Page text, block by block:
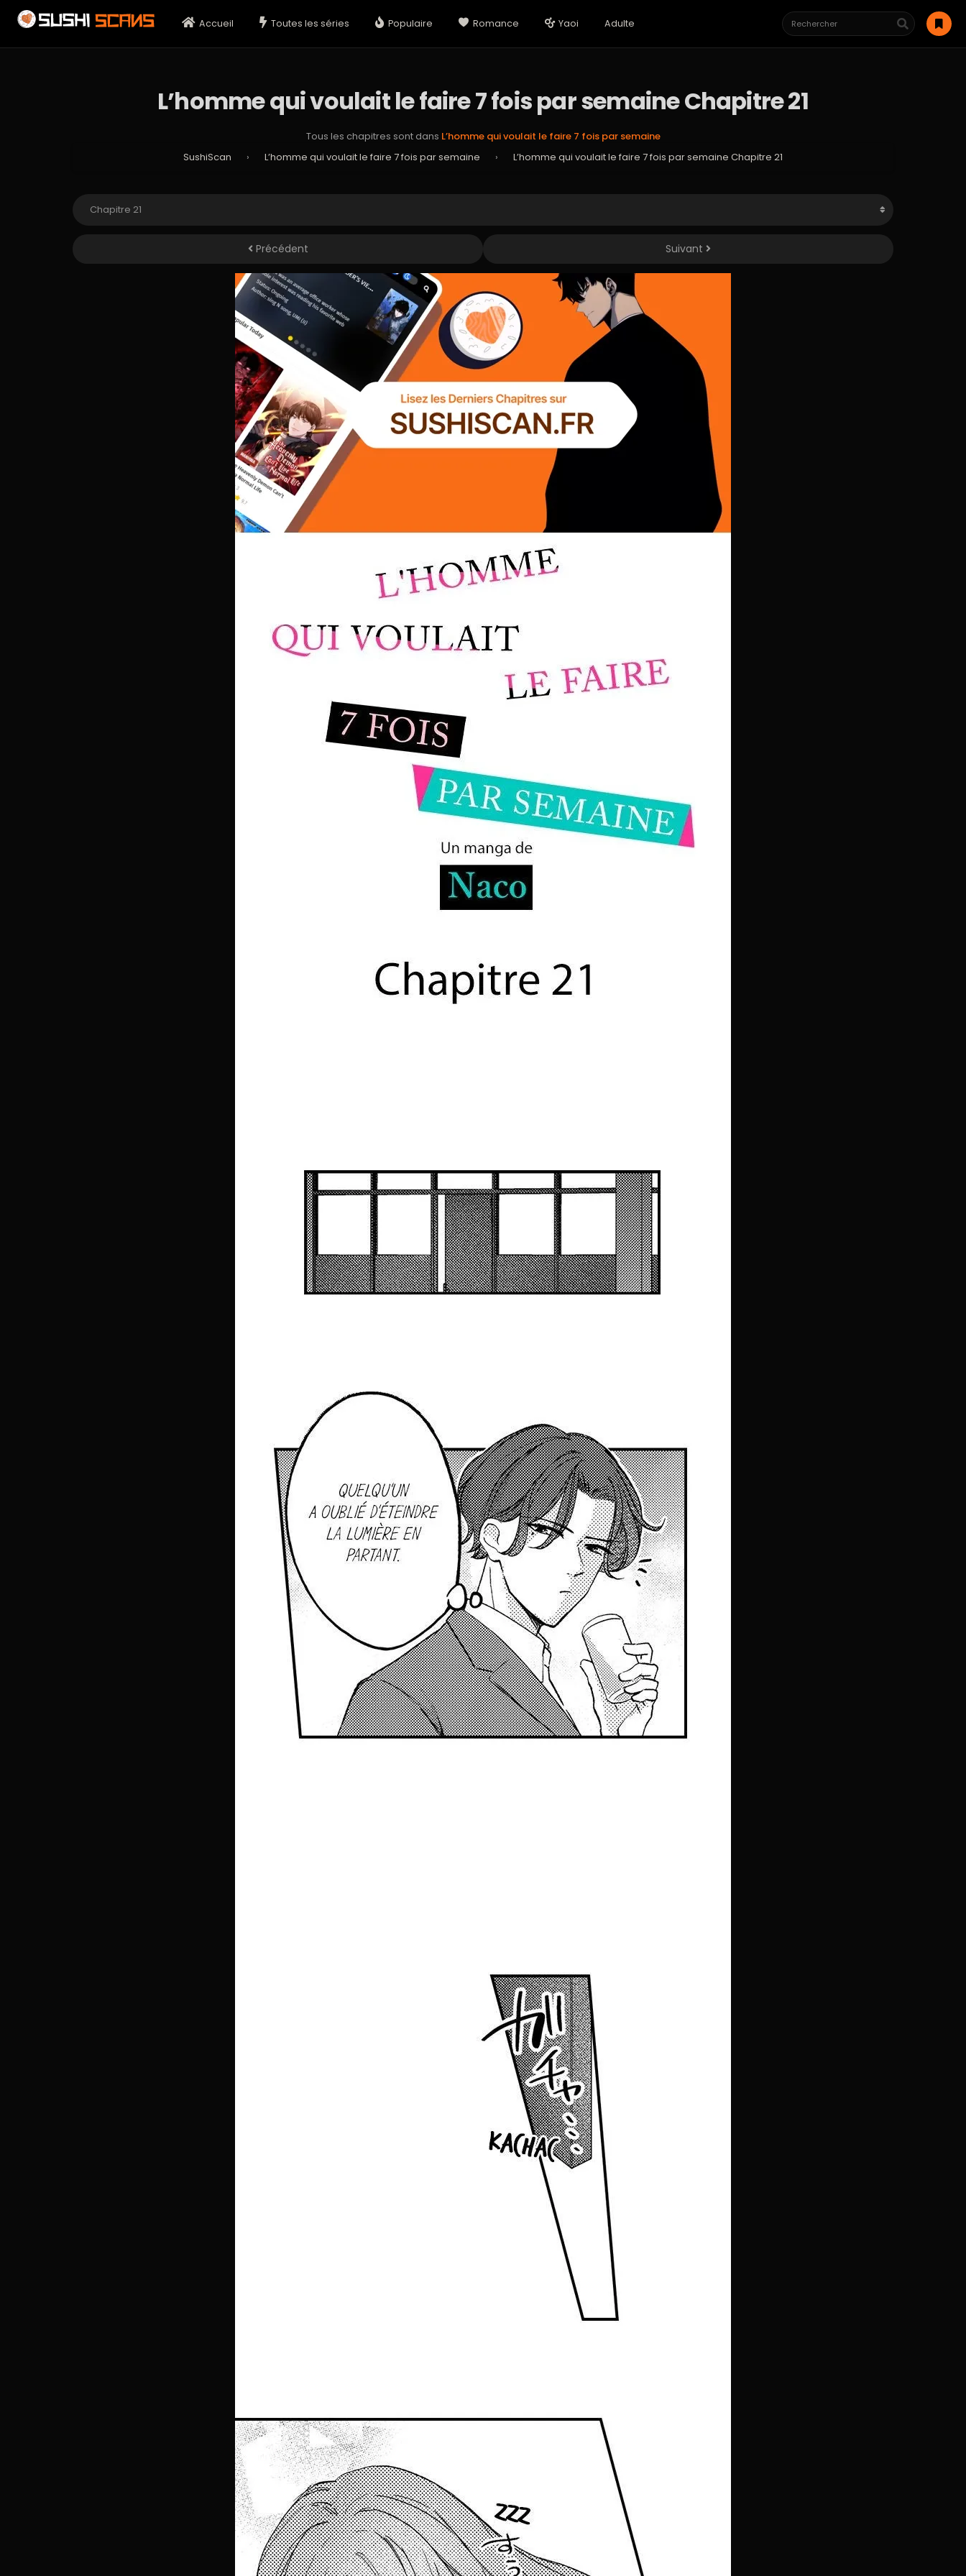
Accueil Toutes les séries Populaire Romance Yaoi Adulte
L’homme qui voulait le faire 7 fois par semaine Chapitre 21
Tous les chapitres sont dans L’homme qui voulait le faire 7 fois par semaine
SushiScan
› L’homme qui voulait le faire 7 fois par semaine › L’homme qui voulait le faire 7 fois par semaine Chapitre 21
Précédent Suivant